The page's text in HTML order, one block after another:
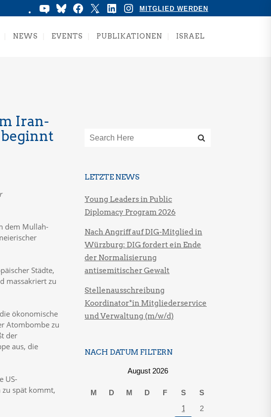
YouTubeBlueskyFacebook LinkedInInstagram
MITGLIED WERDEN
NEWS EVENTS PUBLIKATIONEN ISRAEL
Iran-
dem Mullah-
Städte,
massakriert zu
ökonomische
Atombombe zu
der
aus, die
US-
spät kommt,
LETZTE NEWS
Young Leaders in Public
Diplomacy Program 2026
Nach Angriff auf DIG-Mitglied in
Würzburg: DIG fordert ein Ende
der Normalisierung
antisemitischer Gewalt
Stellenausschreibung
Koordinator*in Mitgliederservice
und Verwaltung (m/w/d)
NACH DATUM FILTERN
August 2026
M D M D F S S
1
2